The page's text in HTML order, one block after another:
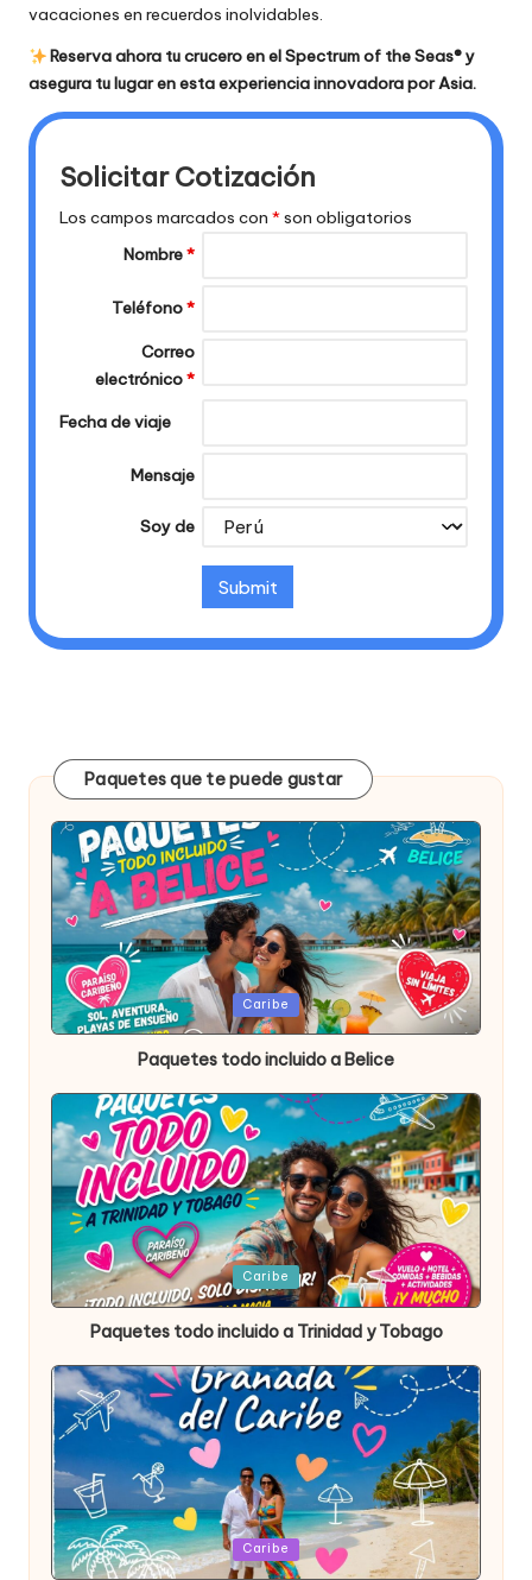
vacaciones en recuerdos inolvidables.
Reserva ahora tu crucero en el Spectrum of the Seas® y
asegura tu lugar en esta experiencia innovadora por Asia.
Solicitar Cotización
Los campos marcados con *son obligatorios
Nombre*
Teléfono*
Correo
electrónico*
Fecha de viaje
Mensaje
Soy de
Paquetes que te puede gustar
Publicada
en
Caribe
Paquetes todo incluido a Belice
Publicada
en
Caribe
Paquetes todo incluido a Trinidad y Tobago
Publicada
en
Caribe